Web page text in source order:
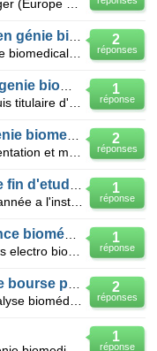
2
réponses
1
réponse
2
réponses
1
réponse
1
réponse
2
réponses
1
réponse